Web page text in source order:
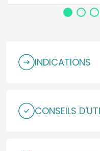
INDICATIONS
CONSEILS